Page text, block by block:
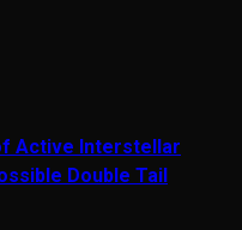
Active Interstellar
Double Tail